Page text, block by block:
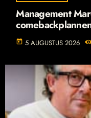
Management
today 5 AUGUSTUS 2026